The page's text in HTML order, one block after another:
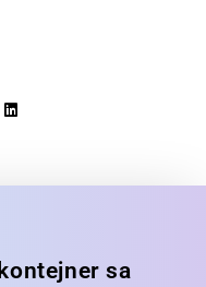
sa